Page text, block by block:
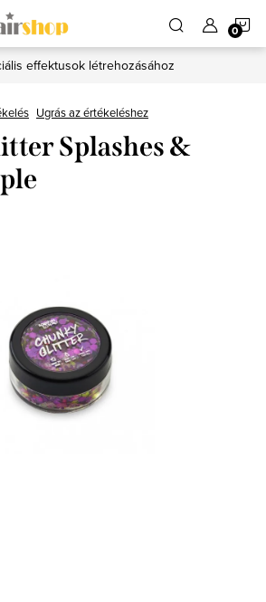
effektusok létrehozásához
Ugrás az értékeléshez
Splashes &